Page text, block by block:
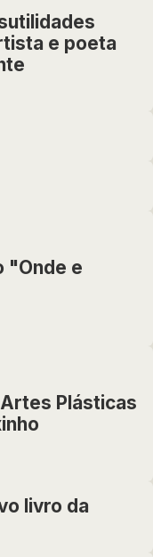
e poeta
"Onde e
Plásticas
livro da